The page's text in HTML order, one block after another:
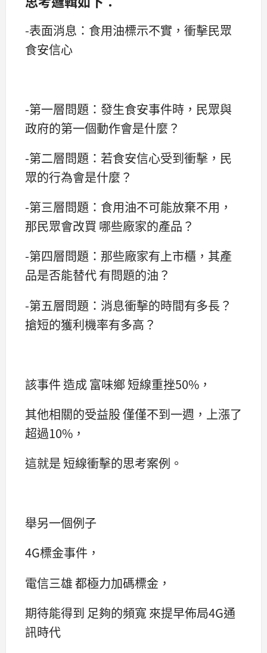
-表面消息：食用油標示不實，衝擊民眾
食安信心
-第一層問題：發生食安事件時，民眾與
政府的第一個動作會是什麼？
-第二層問題：若食安信心受到衝擊，民
眾的行為會是什麼？
-第三層問題：食用油不可能放棄不用，
那民眾會改買 哪些廠家的產品？
-第四層問題：那些廠家有上市櫃，其產
品是否能替代 有問題的油？
-第五層問題：消息衝擊的時間有多長？
搶短的獲利機率有多高？
該事件 造成 富味鄉 短線重挫50%，
其他相關的受益股 僅僅不到一週，上漲了
超過10%，
這就是 短線衝擊的思考案例。
舉另一個例子
4G標金事件，
電信三雄 都極力加碼標金，
期待能得到 足夠的頻寬 來提早佈局4G通
訊時代